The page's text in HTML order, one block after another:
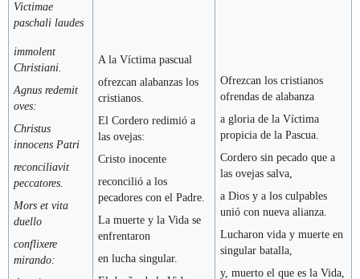
Victimae
paschali laudes
immolent
Christiani.
Agnus redemit
oves:
Christus
innocens Patri
reconciliavit
peccatores.
Mors et vita
duello
conflixere
mirando:
A la Víctima pascual
ofrezcan alabanzas los
cristianos.
El Cordero redimió a
las ovejas:
Cristo inocente
reconcilió a los
pecadores con el Padre.
La muerte y la Vida se
enfrentaron
en lucha singular.
Ofrezcan los cristianos
ofrendas de alabanza
a gloria de la Víctima
propicia de la Pascua.
Cordero sin pecado que a
las ovejas salva,
a Dios y a los culpables
unió con nueva alianza.
Lucharon vida y muerte en
singular batalla,
y, muerto el que es la Vida,